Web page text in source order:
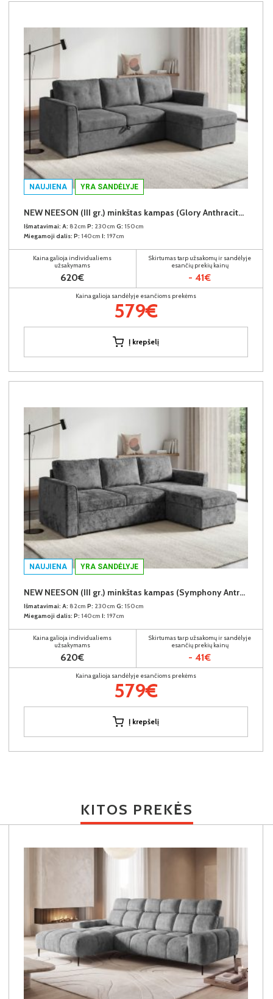
NAUJIENA YRA SANDĖLYJE
NEW NEESON (III gr.) minkštas kampas (Glory Anthracite-18)
Išmatavimai: A: 82cm P: 230cm G: 150cm
Miegamoji dalis: P: 140cm I: 197cm
Kaina galioja individualiems
užsakymams
620€
Skirtumas tarp užsakomų ir sandėlyje
esančių prekių kainų
- 41€
Kaina galioja sandėlyje esančioms prekėms
579€
Į krepšelį
NAUJIENA YRA SANDĖLYJE
NEW NEESON (III gr.) minkštas kampas (Symphony Antracite-20)
Išmatavimai: A: 82cm P: 230cm G: 150cm
Miegamoji dalis: P: 140cm I: 197cm
Kaina galioja individualiems
užsakymams
620€
Skirtumas tarp užsakomų ir sandėlyje
esančių prekių kainų
- 41€
Kaina galioja sandėlyje esančioms prekėms
579€
Į krepšelį
KITOS PREKĖS